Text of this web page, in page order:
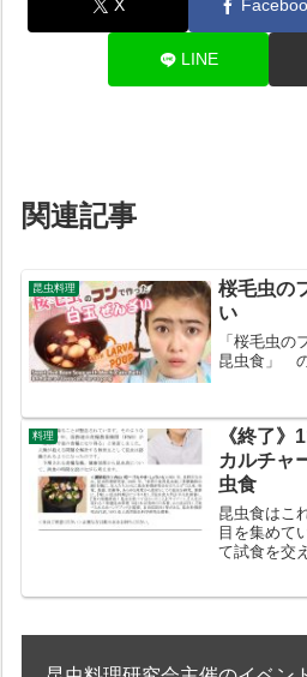
X
LINE
関連記事
昆虫料理
桜毛虫の
い
「桜毛虫の
昆虫食」 の
料理
《終了》
カルチャ
虫食
昆虫食はこ
目を集めて
て試食を交